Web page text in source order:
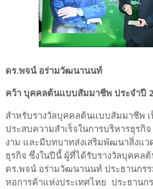
ดร.พจน์ อร่ามวัฒนานนท์
คว้า บุคคลต้นแบบสัมมาชีพ ประจำปี
สำหรับรางวัลบุคคลต้นแบบสัมมาชีพ
ประสบความสำเร็จในการบริหารธุรกิ
งาม และมีบทบาทส่งเสริมพัฒนาสิ่งแ
ธุรกิจ ซึ่งในปีนี้ ผู้ที่ได้รับรางวัลบุคค
ดร.พจน์ อร่ามวัฒนานนท์ ประธานกร
หอการค้าแห่งประเทศไทย ประธานก